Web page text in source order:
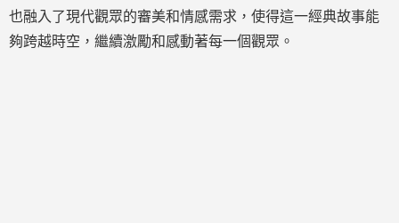
也融入了現代觀眾的審美和情感需求，使得這一經典故事能
夠跨越時空，繼續激勵和感動著每一個觀眾。